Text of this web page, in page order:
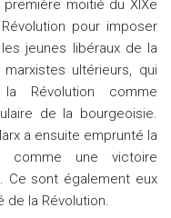
moitié du XIXe
pour imposer
jeunes libéraux de la
ultérieurs, qui
Révolution comme
de la bourgeoisie.
a ensuite emprunté la
comme une victoire
Ce sont également eux
de la Révolution.